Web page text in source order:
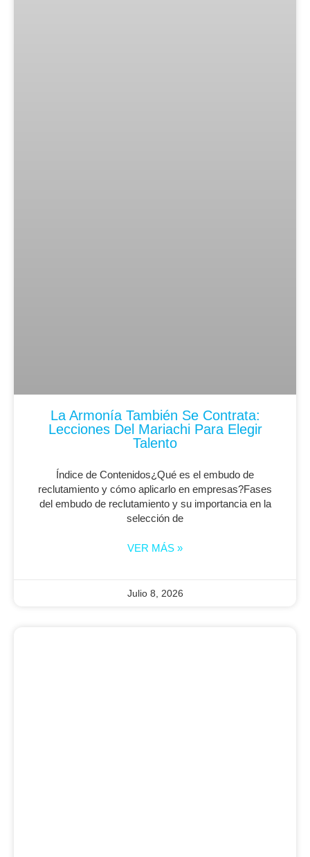
La Armonía También Se Contrata:
Lecciones Del Mariachi Para Elegir
Talento
Índice de Contenidos¿Qué es el embudo de
reclutamiento y cómo aplicarlo en empresas?Fases
del embudo de reclutamiento y su importancia en la
selección de
VER MÁS »
Julio 8, 2026